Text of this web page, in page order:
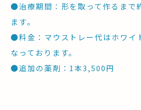
●治療期間：形を取って作るまで
ます。
●料金：マウストレー代はホワイ
なっております。
●追加の薬剤：1本3,500円